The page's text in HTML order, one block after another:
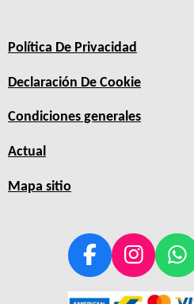
Política De Privacidad
Declaración De Cookie
Condiciones generales
Actual
Mapa sitio
F
I
W